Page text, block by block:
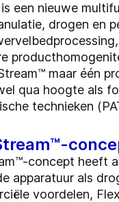
een nieuwe
drogen en
maar één
qua hoogte als
technieken
concept heeft
apparatuur als
voordelen,